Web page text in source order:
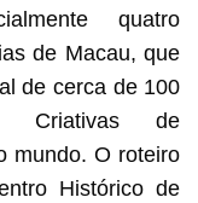
quatro
de Macau, que
de cerca de 100
Criativas de
mundo. O roteiro
Histórico de